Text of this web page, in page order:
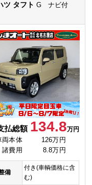
ツ タフトG ナビ付
払総額 134.8万円
両本体
126万円
諸費用
8.8万円
備
付き(車輌価格に含
む)